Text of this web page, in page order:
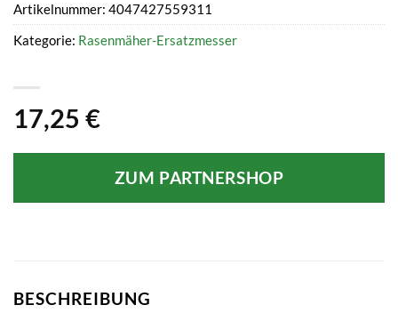
17,25 €
ZUM PARTNERSHOP
Artikelnummer: 4047427559311
Kategorie: Rasenmäher-Ersatzmesser
BESCHREIBUNG